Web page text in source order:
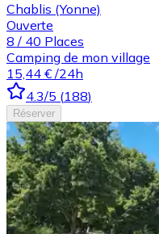
Chablis (Yonne)
Ouverte
8 / 40 Places
Camping de mon village
15,44 € /24h
4.3/5 (188)
Réserver